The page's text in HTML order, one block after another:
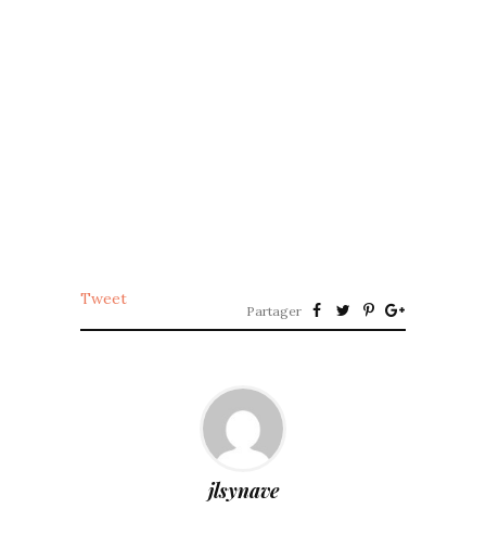
Tweet
Partager
jlsynave